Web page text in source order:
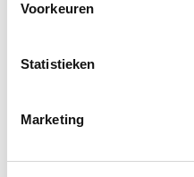
Voorkeuren
Statistieken
Marketing